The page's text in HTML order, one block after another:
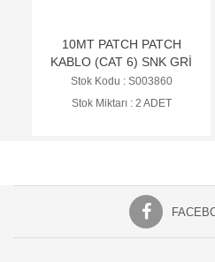
10MT PATCH PATCH
KABLO (CAT 6) SNK GRİ
Stok Kodu : S003860
Stok Miktarı : 2 ADET